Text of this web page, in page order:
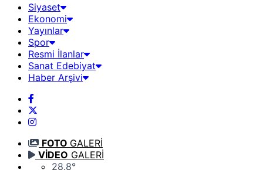
Siyaset
Ekonomi
Yayınlar
Spor
Resmi İlanlar
Sanat Edebiyat
Haber Arşivi
FOTO GALERİ
VİDEO GALERİ
28.8°